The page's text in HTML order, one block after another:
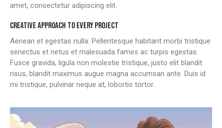
amet, consectetur adipiscing elit.
CREATIVE APPROACH TO EVERY PROJECT
Aenean et egestas nulla. Pellentesque habitant morbi tristique
senectus et netus et malesuada fames ac turpis egestas.
Fusce gravida, ligula non molestie tristique, justo elit blandit
risus, blandit maximus augue magna accumsan ante. Duis id
mi tristique, pulvinar neque at, lobortis tortor.